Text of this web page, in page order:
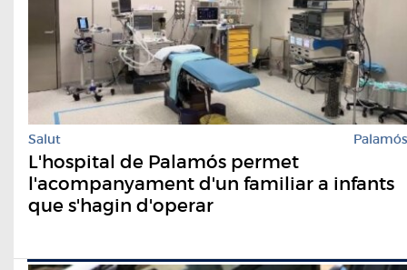
Salut Palamós
L'hospital de Palamós permet
l'acompanyament d'un familiar a infants
que s'hagin d'operar